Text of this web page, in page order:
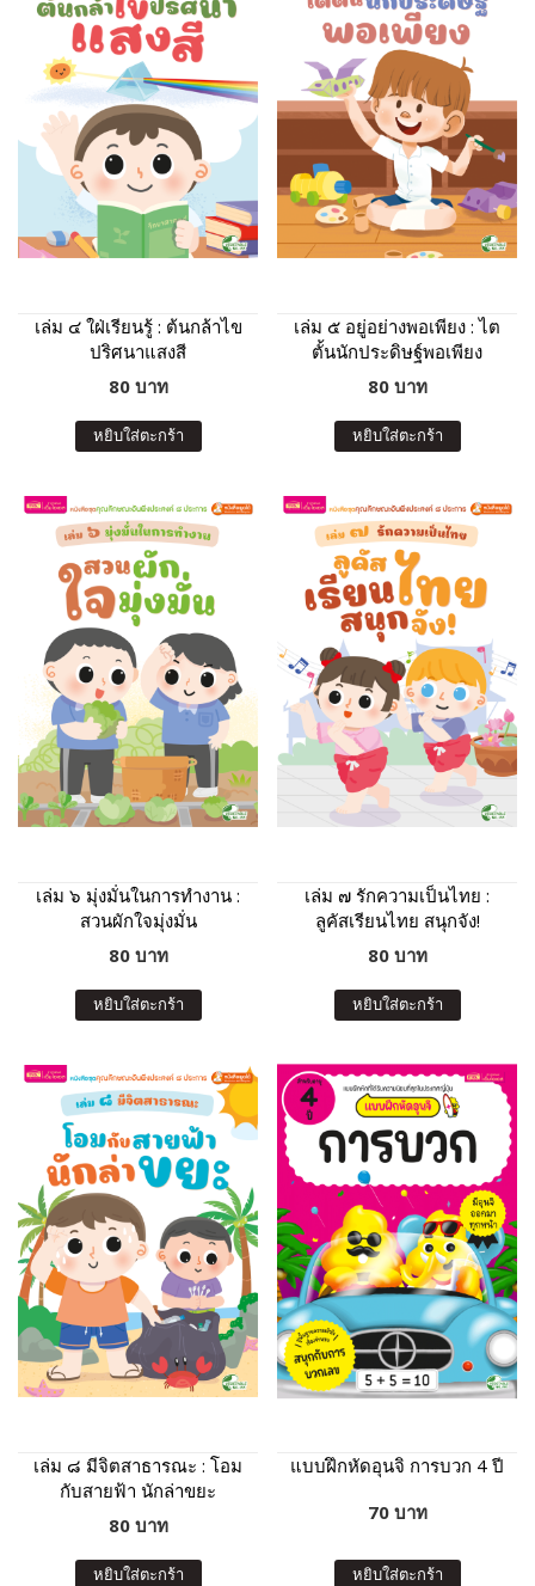
เล่ม ๔ ใฝ่เรียนรู้ : ต้นกล้าไข
ปริศนาแสงสี
80 บาท
หยิบใส่ตะกร้า
เล่ม ๕ อยู่อย่างพอเพียง : ไต
ตั้นนักประดิษฐ์พอเพียง
80 บาท
หยิบใส่ตะกร้า
เล่ม ๖ มุ่งมั่นในการทำงาน :
สวนผักใจมุ่งมั่น
80 บาท
หยิบใส่ตะกร้า
เล่ม ๗ รักความเป็นไทย :
ลูคัสเรียนไทย สนุกจัง!
80 บาท
หยิบใส่ตะกร้า
เล่ม ๘ มีจิตสาธารณะ : โอม
กับสายฟ้า นักล่าขยะ
80 บาท
หยิบใส่ตะกร้า
แบบฝึกหัดอุนจิ การบวก 4 ปี
70 บาท
หยิบใส่ตะกร้า